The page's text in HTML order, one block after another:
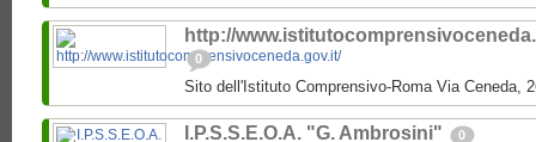
http://
0
Sito dell'Istituto Comprensivo-Roma Via Ceneda,
I.P.S.S.E.O.A. "G. Ambrosini" 0